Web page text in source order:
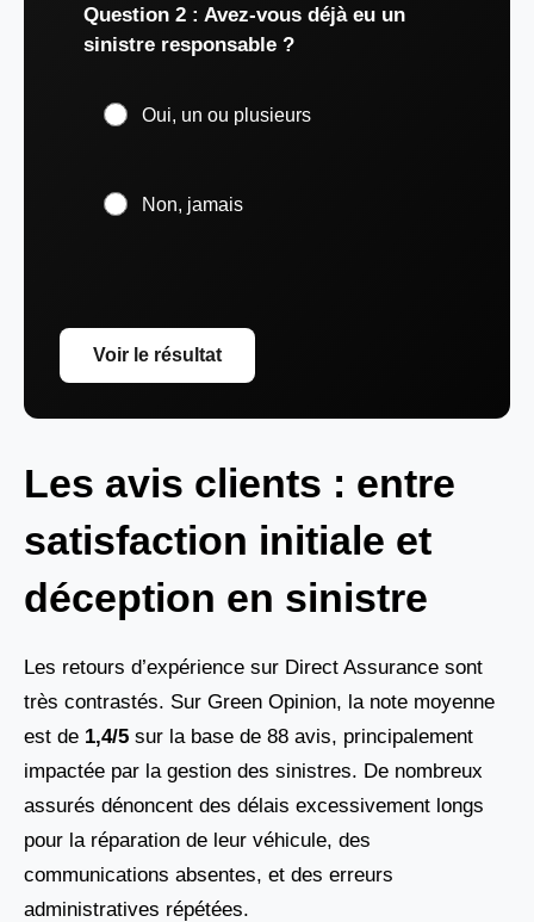
Question 2 : Avez-vous déjà eu un
sinistre responsable ?
Oui, un ou plusieurs
Non, jamais
Voir le résultat
Les avis clients : entre
satisfaction initiale et
déception en sinistre
Les retours d’expérience sur Direct Assurance sont
très contrastés. Sur Green Opinion, la note moyenne
est de 1,4/5 sur la base de 88 avis, principalement
impactée par la gestion des sinistres. De nombreux
assurés dénoncent des délais excessivement longs
pour la réparation de leur véhicule, des
communications absentes, et des erreurs
administratives répétées.